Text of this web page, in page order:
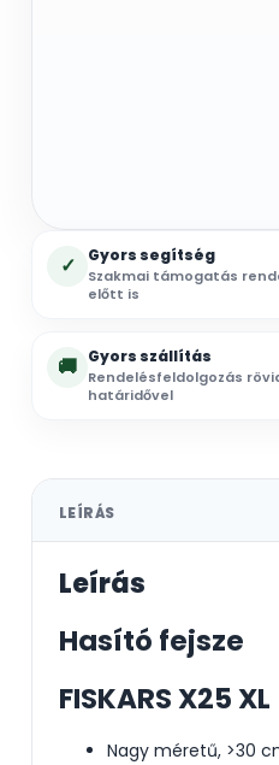
✓ Gyors segítség
Szakmai támogatás
előtt is
🚚 Gyors szállítás
Rendelésfeldolgozás
határidővel
LEÍRÁS
Leírás
Hasító fejsze
FISKARS X25 XL
Nagy méretű, >30